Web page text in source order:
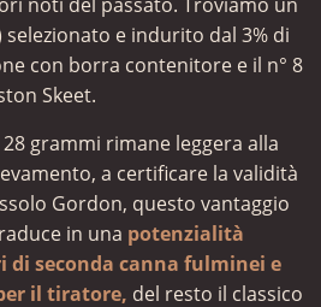
selezionato e indurito dal 3% di
con borra contenitore e il n° 8
Skeet.
grammi rimane leggera alla
a certificare la validità
Gordon, questo vantaggio
in una potenzialità
di seconda canna fulminei e
il tiratore, del resto il classico